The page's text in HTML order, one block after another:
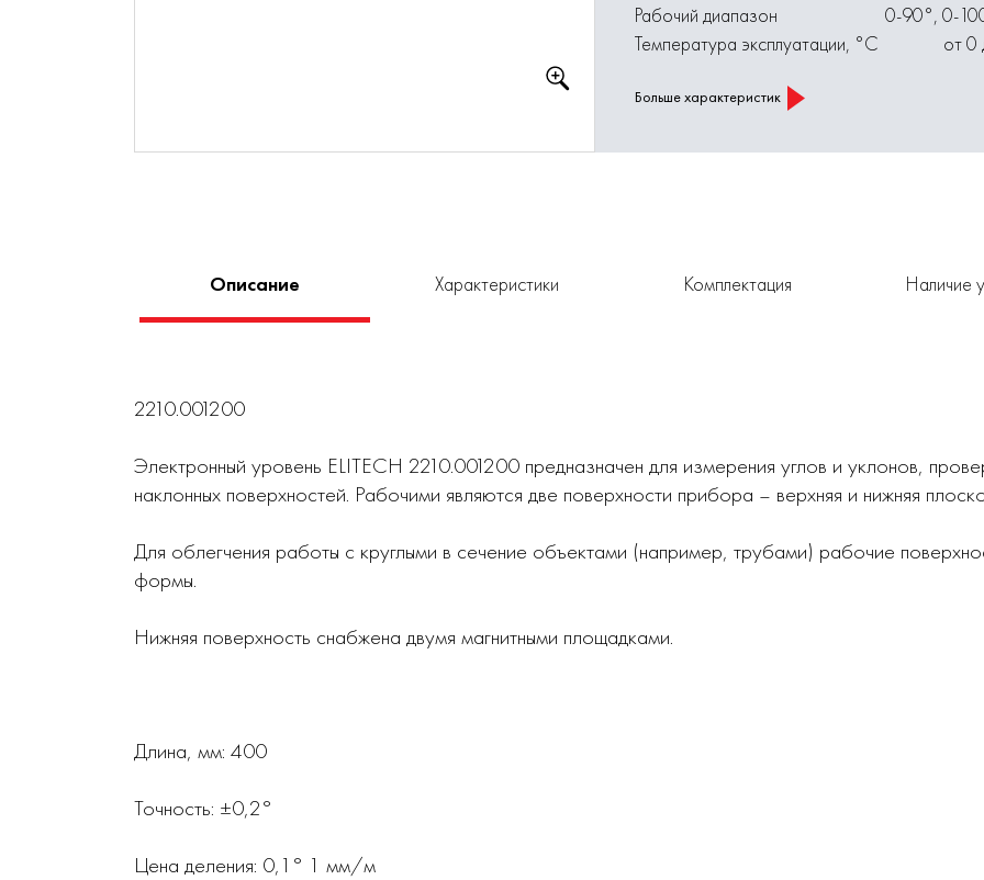
Рабочий диапазон
0-90°, 0-
Температура эксплуатации, °С
от 0
Больше характеристик
Описание Характеристики Комплектация Наличие
2210.001200
Электронный уровень ELITECH 2210.001200 предназначен для измерения углов и уклонов,
наклонных поверхностей. Рабочими являются две поверхности прибора – верхняя и нижняя
Для облегчения работы с круглыми в сечение объектами (например, трубами) рабочие
формы.
Нижняя поверхность снабжена двумя магнитными площадками.
Длина, мм: 400
Точность: ±0,2°
Цена деления: 0,1° 1 мм/м